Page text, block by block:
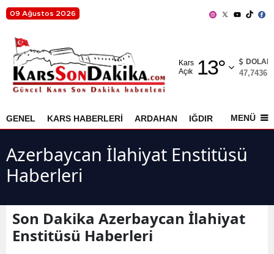
09 Ağustos 2026
Kars
Açık
13°
Adıyaman
Ağrı
Ankara
Artvin
DOLAR
47,7436
GENEL KARS HABERLERİ ARDAHAN IĞDIR AKYAKA
MENÜ
Azerbaycan İlahiyat Enstitüsü
Haberleri
Son Dakika Azerbaycan İlahiyat
Enstitüsü Haberleri